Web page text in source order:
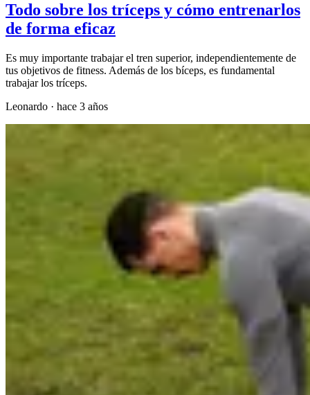
Todo sobre los tríceps y cómo entrenarlos
de forma eficaz
Es muy importante trabajar el tren superior, independientemente de
tus objetivos de fitness. Además de los bíceps, es fundamental
trabajar los tríceps.
Leonardo · hace 3 años